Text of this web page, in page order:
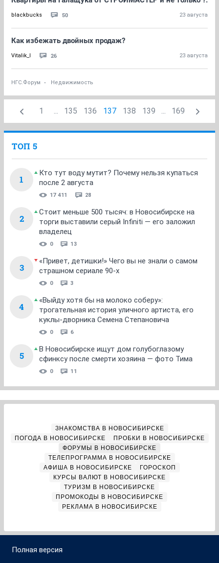
blackbucks 50 23 августа
Как избежать двойных продаж?
Vitalik_I 26 23 августа
НГС.Форум Недвижимость
1 ... 135 136 137 138 139 ... 169
ТОП 5
1
Кто тут воду мутит? Почему нельзя купаться
после 2 августа
17 411 28
2
Стоит меньше 500 тысяч: в Новосибирске на
торги выставили серый Infiniti — его заложил
владелец
0 13
3
«Привет, детишки!» Чего вы не знали о самом
страшном сериале 90-х
0 3
4
«Выйду хотя бы на молоко соберу»:
трогательная история уличного артиста, его
куклы-дворника Семена Степановича
0 6
5
В Новосибирске ищут дом голубоглазому
сфинксу после смерти хозяина — фото Тима
0 11
ЗНАКОМСТВА В НОВОСИБИРСКЕ
ПОГОДА В НОВОСИБИРСКЕ
ПРОБКИ В НОВОСИБИРСКЕ
ФОРУМЫ В НОВОСИБИРСКЕ
ТЕЛЕПРОГРАММА В НОВОСИБИРСКЕ
АФИША В НОВОСИБИРСКЕ
ГОРОСКОП
КУРСЫ ВАЛЮТ В НОВОСИБИРСКЕ
ТУРИЗМ В НОВОСИБИРСКЕ
ПРОМОКОДЫ В НОВОСИБИРСКЕ
РЕКЛАМА В НОВОСИБИРСКЕ
Полная версия